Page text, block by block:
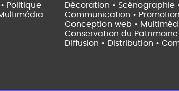
Politique
Décoration • Scénographie
Communication •
Conception web •
Conservation du Patrimoine
Diffusion • Distribution •